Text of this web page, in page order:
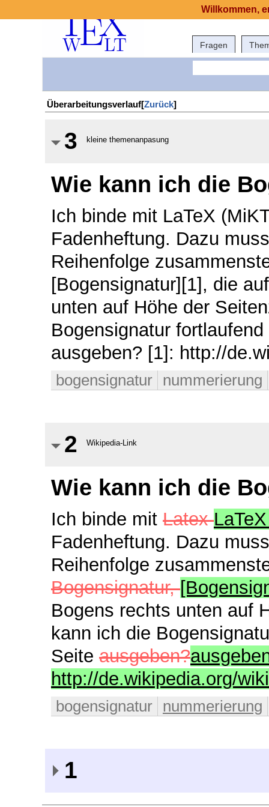
Fragen
Überarbeitungsverlauf[Zurück]
3 kleine themenanpasung
Wie kann ich die
Ich binde mit LaTeX
Fadenheftung. Dazu
Reihenfolge
[Bogensignatur][1], die
unten auf Höhe der
Bogensignatur
ausgeben? [1]: http://
bogensignatur nummerierung
2 Wikipedia-Link
Wie kann ich die
Ich binde mit Latex
Fadenheftung. Dazu
Reihenfolge
Bogensignatur,
Bogens rechts unten auf
kann ich die
Seite ausgeben?
http://de.wikipedia.org/
bogensignatur nummerierung
1
Willkommen,